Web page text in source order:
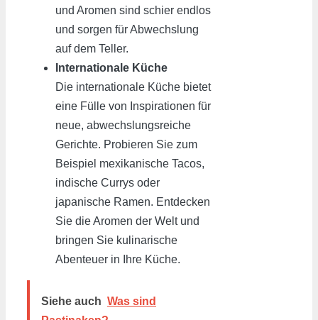
und Aromen sind schier endlos
und sorgen für Abwechslung
auf dem Teller.
Internationale Küche
Die internationale Küche bietet
eine Fülle von Inspirationen für
neue, abwechslungsreiche
Gerichte. Probieren Sie zum
Beispiel mexikanische Tacos,
indische Currys oder
japanische Ramen. Entdecken
Sie die Aromen der Welt und
bringen Sie kulinarische
Abenteuer in Ihre Küche.
Siehe auch Was sind